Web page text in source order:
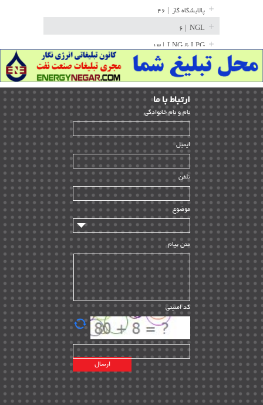
پالایشگاه گاز
NGL
LNG & LPG | ۱۳
خط لوله | ۳۶
مخازن ذخیره | ۱۵
پتروشیمی | ۱۴
بازرسی و QC | ۱۵
HSE | ۳۹
ساخت و نصب | ۱۲
راه اندازی | ۹
سازندگان و تامین کنندگان | ۱۰
تامین مالی و سرمایه گذاری | ۳۲
ماشین آلات
مدیریت پروژه
مدیریت دانش
مدیریت سازمانی و عمومی | ۲
تأمین کالا | ۱۳
EPC | ۲۰
پیمانکاران بین المللی | ۸
اطلاعات انرژی کشورها | ۱۴
پروژه های خارجی | ۱۵
نقشه های نفت و گاز خارجی | ۱۰
شرکت های نفتی | ۱۴
ارﺗﺒﺎط ﺑﺎ ما
ﻧﺎم و ﻧﺎم ﺧﺎﻧﻮادﮔﻰ
ایمیل
تلفن
موضوع
متن پیام
کد امنیتی